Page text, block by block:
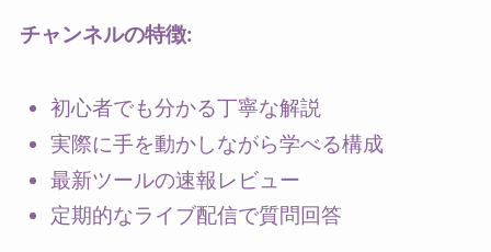
チャンネルの特徴:
初心者でも分かる丁寧な解説
実際に手を動かしながら学べる構成
最新ツールの速報レビュー
定期的なライブ配信で質問回答